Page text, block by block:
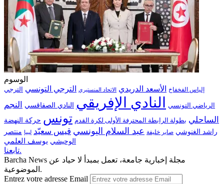
الوسوم
إلياس الفخفاخ الأسعد الدريدي الاتحاد المنستيري الترجي التونسي الترجي
الرياضي التونسي النادي الإفريقي النادي الصفاقسي
النجم
الساحلي بطولة الرابطة المحترفة الأولى لكرة القدم تونس حركة النهضة
راشد الغنوشي صابر خليفة عبد السلام اليونسي قيس سعيّد ليبيا
منتصر
الوحيشي يوسف العلمي
تابعنا.
Barcha News مجلة إخبارية جامعة، تعمل بمبدأ لا حياد عن
الموضوعية.
Entrez votre adresse Email